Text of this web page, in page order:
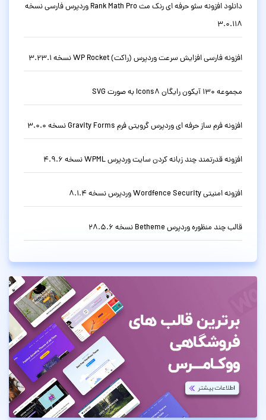
دانلود افزونه سئو حرفه ای رنک مث Rank Math Pro وردپرس فارسی نسخه
3.0.118
افزونه فارسی افزایش سرعت وردپرس (راکت) WP Rocket نسخه 3.23.1
مجموعه 130 آیکون رایگان Icons8 به صورت SVG
افزونه فرم ساز حرفه ای وردپرس گرویتی فرم Gravity Forms نسخه 3.0.0
افزونه قدرتمند چند زبانه کردن سایت وردپرس WPML نسخه 4.9.6
افزونه امنیتی Wordfence Security وردپرس نسخه 8.1.4
قالب چند منظوره وردپرس Betheme نسخه 28.5.6